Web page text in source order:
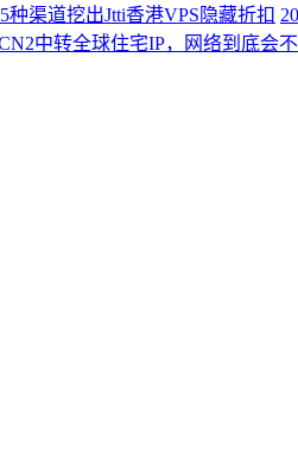
种渠道挖出Jtti香港VPS隐藏折扣
中转全球住宅IP，网络到底会